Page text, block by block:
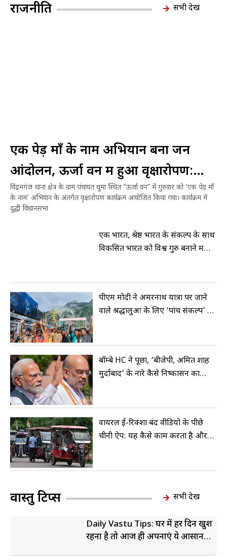
राजनीति सभी देखें
एक पेड़ माँ के नाम अभियान बना जन
आंदोलन, ऊर्जा वन में हुआ वृक्षारोपण:
श्रवण सिंह गोंड़
विंढमगंज थाना क्षेत्र के ग्राम पंचायत धुमा स्थित “ऊर्जा वन” में गुरुवार को ‘एक पेड़ माँ
के नाम’ अभियान के अंतर्गत वृक्षारोपण कार्यक्रम आयोजित किया गया। कार्यक्रम में
दुद्धी विधानसभा
एक भारत, श्रेष्ठ भारत के संकल्प के साथ
विकसित भारत को विश्व गुरु बनाने में
पीएम मोदी ने अमरनाथ यात्रा पर जाने
वाले श्रद्धालुओं के लिए ‘पांच संकल्प’ की
बॉम्बे HC ने पूछा, ‘बीजेपी, अमित शाह
मुर्दाबाद’ के नारे कैसे निष्कासन का
वायरल ई-रिक्शा बंद वीडियो के पीछे
चीनी ऐप: यह कैसे काम करता है और
वास्तु टिप्स सभी देखें
Daily Vastu Tips: घर में हर दिन खुश
रहना है तो आज ही अपनाएं ये आसान